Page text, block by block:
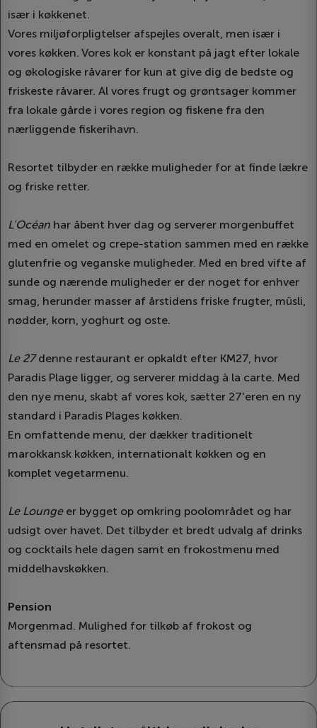
især i køkkenet.
Vores miljøforpligtelser afspejles overalt, men især i
vores køkken. Vores kok er konstant på jagt efter lokale
og økologiske råvarer for kun at give dig de bedste og
friskeste råvarer. Al vores frugt og grøntsager kommer
fra lokale gårde i vores region og fiskene fra den
nærliggende fiskerihavn.
Resortet tilbyder en række muligheder for at finde lækre
og friske retter.
L'Océan har åbent hver dag og serverer morgenbuffet
med en omelet og crepe-station sammen med en række
glutenfrie og veganske muligheder. Med en bred vifte af
sunde og nærende muligheder er der noget for enhver
smag, herunder masser af årstidens friske frugter, müsli,
nødder, korn, yoghurt og oste.
Le 27denne restaurant er opkaldt efter KM27, hvor
Paradis Plage ligger, og serverer middag à la carte. Med
den nye menu, skabt af vores kok, sætter 27'eren en ny
standard i Paradis Plages køkken.
En omfattende menu, der dækker traditionelt
marokkansk køkken, internationalt køkken og en
komplet vegetarmenu.
Le Loungeer bygget op omkring poolområdet og har
udsigt over havet. Det tilbyder et bredt udvalg af drinks
og cocktails hele dagen samt en frokostmenu med
middelhavskøkken.
Pension
Morgenmad. Mulighed for tilkøb af frokost og
aftensmad på resortet.